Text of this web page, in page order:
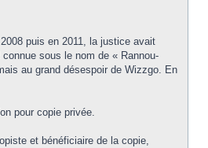
puis en 2011, la justice avait
sous le nom de « Rannou-
au grand désespoir de Wizzgo. En
pour copie privée.
et bénéficiaire de la copie,